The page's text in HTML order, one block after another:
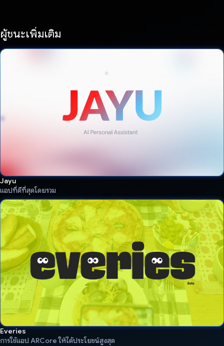
ผู้ชนะเพิ่มเติม
Jayu
แอปที่ดีที่สุดโดยรวม
Everies
การใช้แอป ARCore ให้ได้ประโยชน์สูงสุด